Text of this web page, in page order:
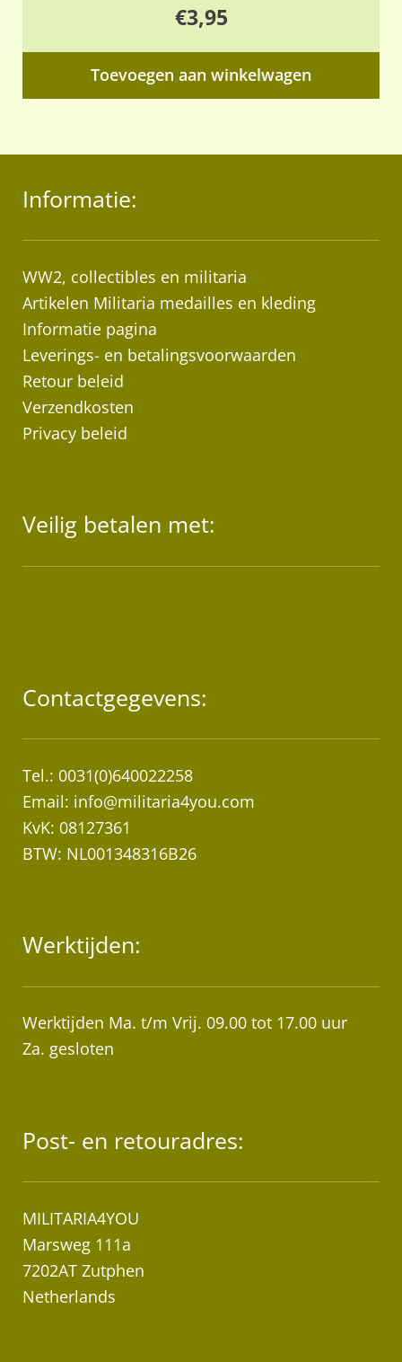
€3,95
Toevoegen aan winkelwagen
Informatie:
WW2, collectibles en militaria
Artikelen Militaria medailles en kleding
Informatie pagina
Leverings- en betalingsvoorwaarden
Retour beleid
Verzendkosten
Privacy beleid
Veilig betalen met:
Contactgegevens:
Tel.: 0031(0)640022258
Email: info@militaria4you.com
KvK: 08127361
BTW: NL001348316B26
Werktijden:
Werktijden Ma. t/m Vrij. 09.00 tot 17.00 uur
Za. gesloten
Post- en retouradres:
MILITARIA4YOU
Marsweg 111a
7202AT Zutphen
Netherlands